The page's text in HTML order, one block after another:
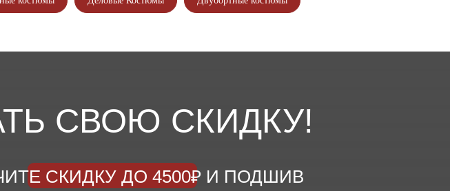
СКИДКУ ДО 4500₽ И ПОДШИВ
СВОЮ СКИДКУ!